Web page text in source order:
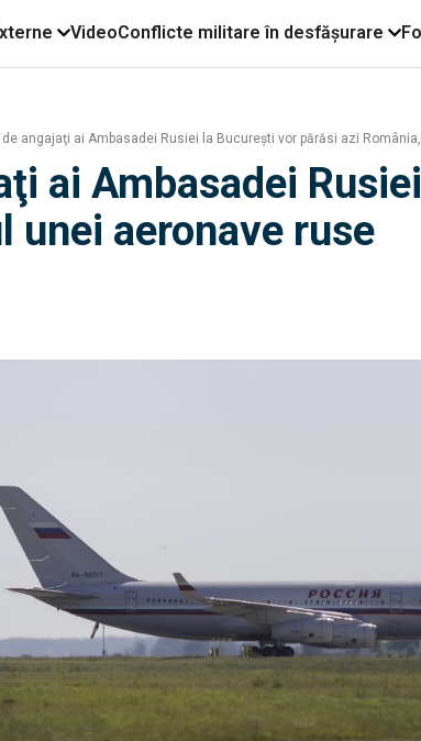
VideoConflicte militare în desfășurare
de angajaţi ai Ambasadei Rusiei la Bucureşti vor părăsi azi
ai Ambasadei
unei aeronave ruse